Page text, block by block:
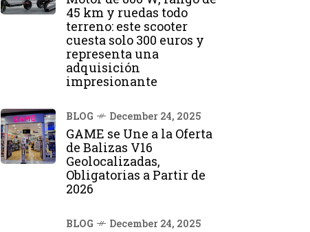
45 km y ruedas todo
terreno: este scooter
cuesta solo 300 euros y
representa una
adquisición
impresionante
BLOG December 24, 2025
GAME se Une a la Oferta
de Balizas V16
Geolocalizadas,
Obligatorias a Partir de
2026
BLOG December 24, 2025